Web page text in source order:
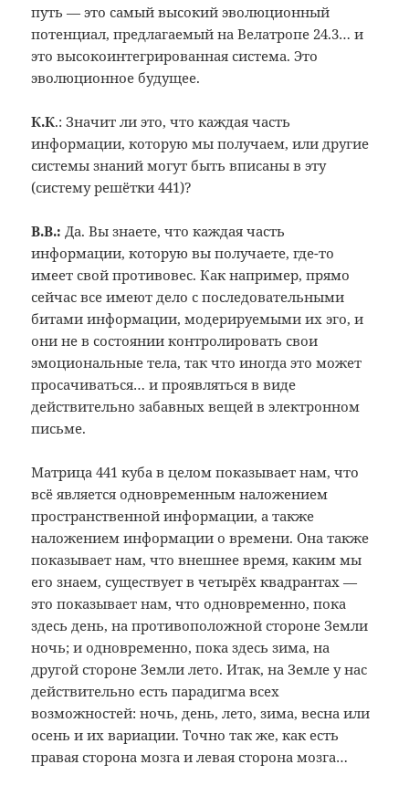
путь — это самый высокий эволюционный
потенциал, предлагаемый на Велатропе 24.3… и
это высокоинтегрированная система. Это
эволюционное будущее.
К.К.: Значит ли это, что каждая часть
информации, которую мы получаем, или другие
системы знаний могут быть вписаны в эту
(систему решётки 441)?
В.В.: Да. Вы знаете, что каждая часть
информации, которую вы получаете, где-то
имеет свой противовес. Как например, прямо
сейчас все имеют дело с последовательными
битами информации, модерируемыми их эго, и
они не в состоянии контролировать свои
эмоциональные тела, так что иногда это может
просачиваться… и проявляться в виде
действительно забавных вещей в электронном
письме.
Матрица 441 куба в целом показывает нам, что
всё является одновременным наложением
пространственной информации, а также
наложением информации о времени. Она также
показывает нам, что внешнее время, каким мы
его знаем, существует в четырёх квадрантах —
это показывает нам, что одновременно, пока
здесь день, на противоположной стороне Земли
ночь; и одновременно, пока здесь зима, на
другой стороне Земли лето. Итак, на Земле у нас
действительно есть парадигма всех
возможностей: ночь, день, лето, зима, весна или
осень и их вариации. Точно так же, как есть
правая сторона мозга и левая сторона мозга…